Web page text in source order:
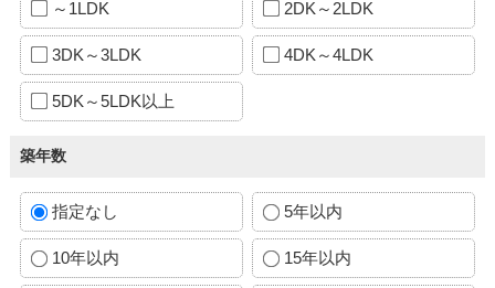
～1LDK 2DK～2LDK
3DK～3LDK 4DK～4LDK
5DK～5LDK以上
築年数
指定なし 5年以内
10年以内 15年以内